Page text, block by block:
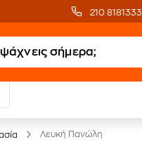
210 8181333
επιστροφή
Λευκή Πανώλη